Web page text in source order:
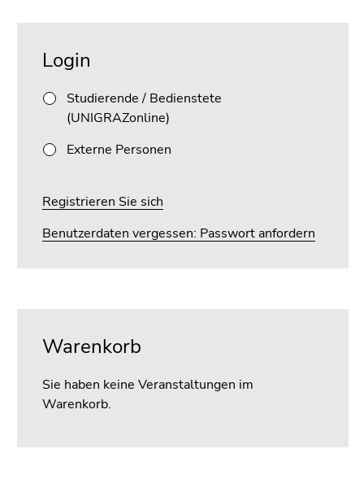
Seitenbereichs:
Unternavigation:
dieses
Seitenbereichs.
Übersicht
Seitenbereiche
Login
Studierende / Bedienstete
(UNIGRAZonline)
Externe Personen
Registrieren Sie sich
Benutzerdaten vergessen: Passwort anfordern
Warenkorb
Sie haben keine Veranstaltungen im
Warenkorb.